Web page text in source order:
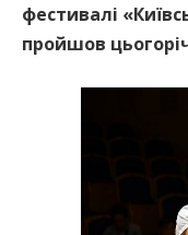
фестивалі
пройшов